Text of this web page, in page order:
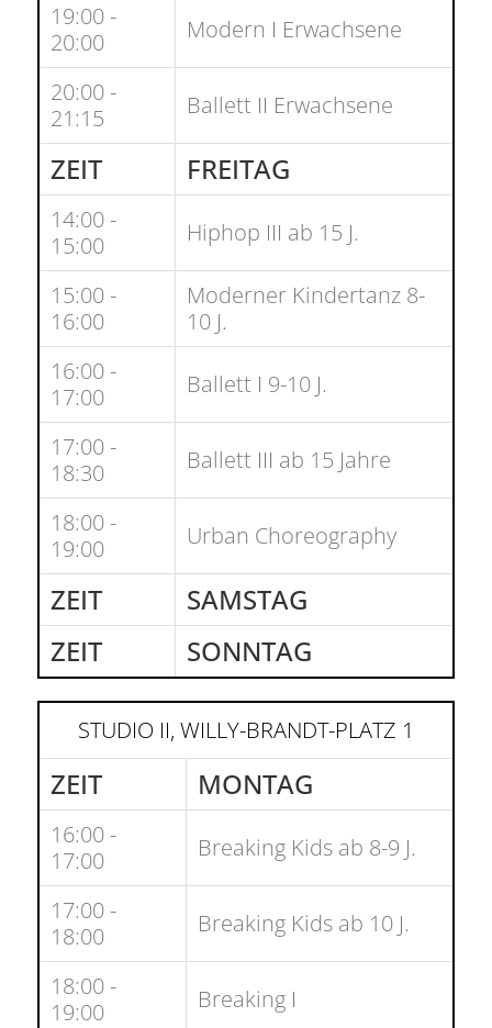
19:00 -
20:00
Modern I Erwachsene
20:00 -
21:15
Ballett II Erwachsene
ZEIT FREITAG
14:00 -
15:00
Hiphop III ab 15 J.
15:00 -
16:00
Moderner Kindertanz 8-
10 J.
16:00 -
17:00
Ballett I 9-10 J.
17:00 -
18:30
Ballett III ab 15 Jahre
18:00 -
19:00
Urban Choreography
ZEIT
SAMSTAG
ZEIT
SONNTAG
STUDIO II, WILLY-BRANDT-PLATZ 1
ZEIT MONTAG
16:00 -
17:00
Breaking Kids ab 8-9 J.
17:00 -
18:00
Breaking Kids ab 10 J.
18:00 -
19:00
Breaking I